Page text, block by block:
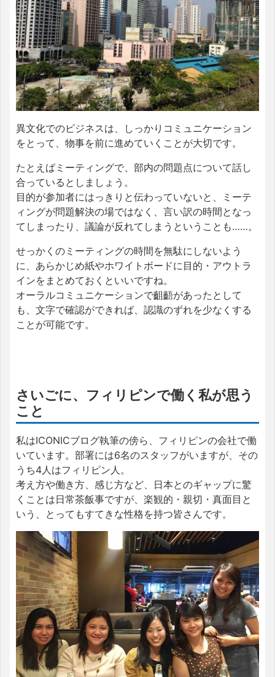
異文化でのビジネスは、しっかりコミュニケーション
をとって、物事を前に進めていくことが大切です。
たとえばミーティングで、部内の問題点について話し
合っているとしましょう。
目的が参加者にはっきりと伝わっていないと、ミーテ
ィングが問題解決の場ではなく、言い訳の時間となっ
てしまったり、議論が反れてしまうということも……。
せっかくのミーティングの時間を無駄にしないよう
に、あらかじめ紙やホワイトボードに目的・アウトラ
インをまとめておくといいですね。
オーラルコミュニケーションで齟齬があったとして
も、文字で確認ができれば、認識のずれを少なくする
ことが可能です。
さいごに、フィリピンで働く私が思う
こと
私はICONICブログ執筆の傍ら、フィリピンの会社で働
いています。部署には6名のスタッフがいますが、その
うち4人はフィリピン人。
考え方や働き方、感じ方など、日本とのギャップに驚
くことは日常茶飯事ですが、楽観的・親切・真面目と
いう、とってもすてきな性格を持つ皆さんです。